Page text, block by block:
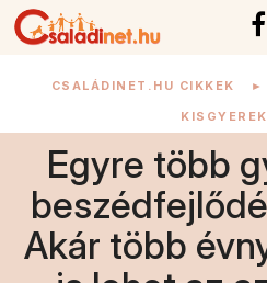
CSALÁDINET.HU CIKKEK ►
Egyre több
Akár több